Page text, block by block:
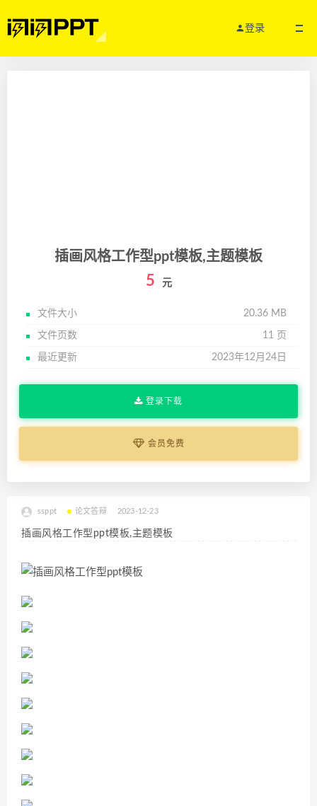
登录
插画风格工作型ppt模板,主题模板
5 元
文件大小 20.36 MB
文件页数 11 页
最近更新 2023年12月24日
登录下载
会员免费
ssppt 论文答辩 2023-12-23
插画风格工作型ppt模板,主题模板